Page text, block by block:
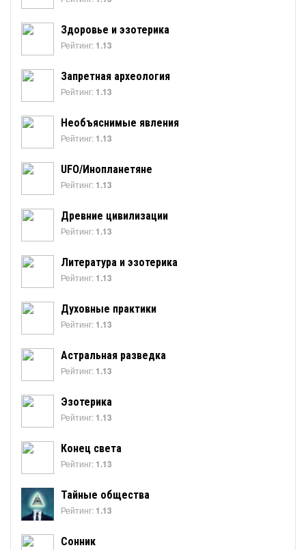
Здоровье и эзотерика
Рейтинг: 1.13
Запретная археология
Рейтинг: 1.13
Необъяснимые явления
Рейтинг: 1.13
UFO/Инопланетяне
Рейтинг: 1.13
Древние цивилизации
Рейтинг: 1.13
Литература и эзотерика
Рейтинг: 1.13
Духовные практики
Рейтинг: 1.13
Астральная разведка
Рейтинг: 1.13
Эзотерика
Рейтинг: 1.13
Конец света
Рейтинг: 1.13
Тайные общества
Рейтинг: 1.13
Сонник